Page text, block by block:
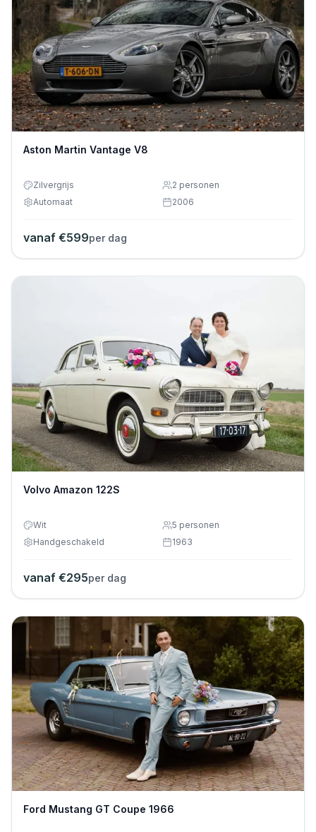
Aston Martin Vantage V8
Zilvergrijs 2 personen
Automaat
2006
vanaf €599per dag
Volvo Amazon 122S
Wit 5 personen
Handgeschakeld
1963
vanaf €295per dag
Ford Mustang GT Coupe 1966